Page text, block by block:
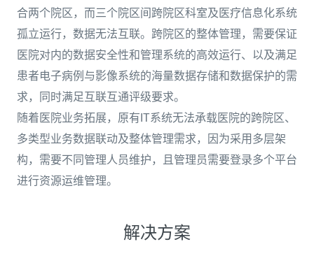
合两个院区，而三个院区间跨院区科室及医疗信息化系统
孤立运行，数据无法互联。跨院区的整体管理，需要保证
医院对内的数据安全性和管理系统的高效运行、以及满足
患者电子病例与影像系统的海量数据存储和数据保护的需
求，同时满足互联互通评级要求。
随着医院业务拓展，原有IT系统无法承载医院的跨院区、
多类型业务数据联动及整体管理需求，因为采用多层架
构，需要不同管理人员维护，且管理员需要登录多个平台
进行资源运维管理。
解决方案